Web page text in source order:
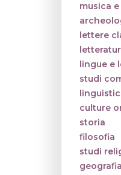
musica
lettere
lingue e
studi
culture
storia
filosofia
studi
geografia